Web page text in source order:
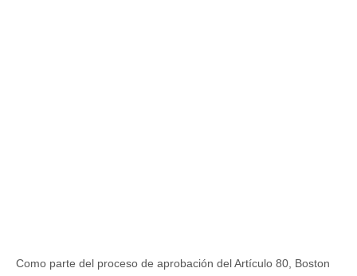
Como parte del proceso de aprobación del Artículo 80, Boston